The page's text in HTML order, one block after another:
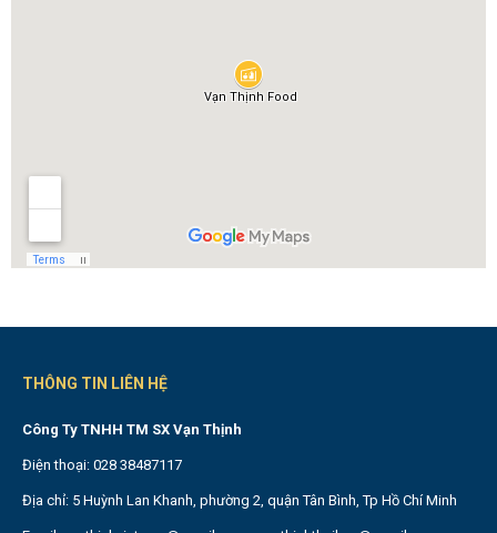
THÔNG TIN LIÊN HỆ
Công Ty TNHH TM SX Vạn Thịnh
Điện thoại: 028 38487117
Địa chỉ: 5 Huỳnh Lan Khanh, phường 2, quận Tân Bình, Tp Hồ Chí Minh